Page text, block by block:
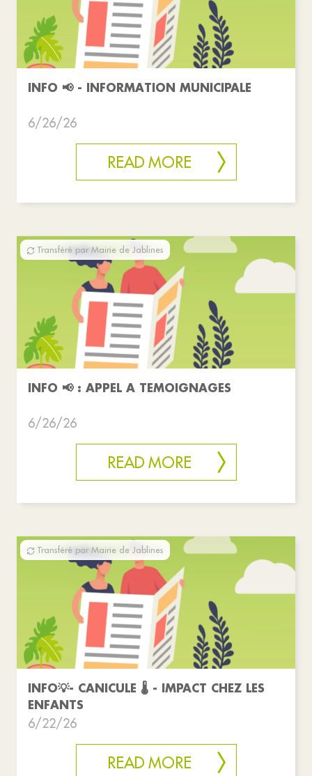
INFO 📢 - INFORMATION MUNICIPALE
6/26/26
READ MORE
Transféré par Mairie de Jablines
INFO 📢 : APPEL A TEMOIGNAGES
6/26/26
READ MORE
Transféré par Mairie de Jablines
INFO💡- CANICULE 🌡️ - IMPACT CHEZ LES
ENFANTS
6/22/26
READ MORE